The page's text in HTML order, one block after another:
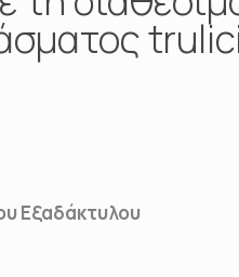
Εξαδάκτυλου